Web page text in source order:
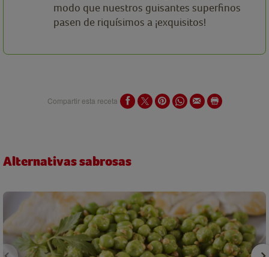
modo que nuestros guisantes superfinos
pasen de riquísimos a ¡exquisitos!
Compartir esta receta
Alternativas sabrosas